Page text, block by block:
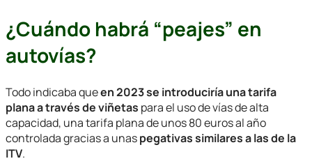
¿Cuándo habrá “peajes” en
autovías?
Todo indicaba queen 2023 se introduciría una tarifa
plana a través de viñetas para el uso de vías de alta
capacidad, una tarifa plana de unos 80 euros al año
controlada gracias a unaspegativas similares a las de la
ITV.